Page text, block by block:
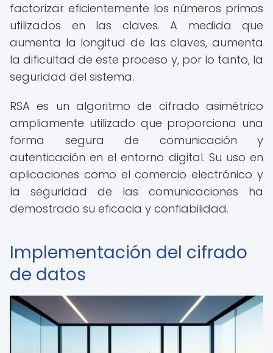
factorizar eficientemente los números primos
utilizados en las claves. A medida que
aumenta la longitud de las claves, aumenta
la dificultad de este proceso y, por lo tanto, la
seguridad del sistema.
RSA es un algoritmo de cifrado asimétrico
ampliamente utilizado que proporciona una
forma segura de comunicación y
autenticación en el entorno digital. Su uso en
aplicaciones como el comercio electrónico y
la seguridad de las comunicaciones ha
demostrado su eficacia y confiabilidad.
Implementación del cifrado
de datos